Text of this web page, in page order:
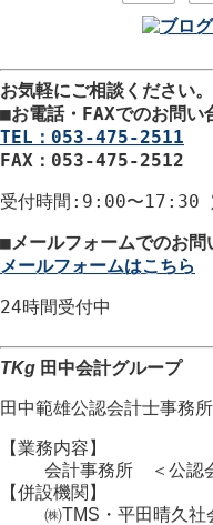
お気軽にご相談ください。
■お電話・FAXでのお問い
TEL：053-475-2511
FAX：053-475-2512
受付時間 :9:00〜17:30
■メールフォームでのお問
メールフォームはこちら
24時間受付中
TKg 田中会計グループ
田中範雄公認会計士事務所
【業務内容】
会計事務所 ＜公認
【併設機関】
㈱TMS・平田晴久社